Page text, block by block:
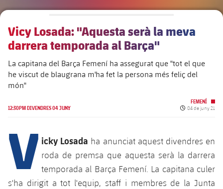
chevron-right
label.aria.chevronright
Òrgans
chevron-right
label.aria.chevronright
Documents
Comissions i òrgans
chevron-right
label.aria.chevronright
Més que un club
Masia 360
La Masia
Dècada a dècada
Entrenadors
Centre de documentació
plusicon
més
Vicy Losada: "Aquesta serà la meva
darrera temporada al Barça"
La capitana del Barça Femení ha assegurat que "tot el que
he viscut de blaugrana m'ha fet la persona més feliç del
món"
12:30PM DIVENDRES 04 JUNY
FEMENÍ
Data de
04 de juny 21
V icky Losada ha anunciat aquest divendres en
roda de premsa que aquesta serà la darrera
temporada al Barça Femení. La capitana culer
s'ha dirigit a tot l'equip, staff i membres de la Junta